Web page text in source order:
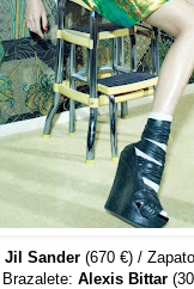
Jil Sander (670 €) /
Brazalete: Alexis Bittar